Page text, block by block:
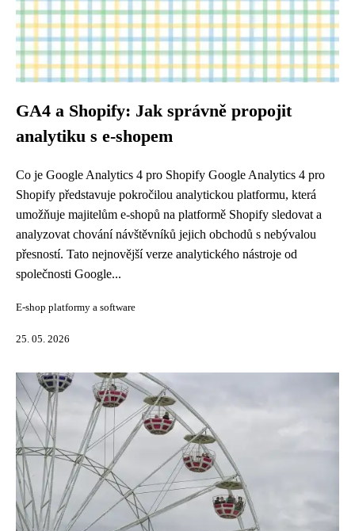
GA4 a Shopify: Jak správně propojit
analytiku s e-shopem
Co je Google Analytics 4 pro Shopify Google Analytics 4 pro
Shopify představuje pokročilou analytickou platformu, která
umožňuje majitelům e-shopů na platformě Shopify sledovat a
analyzovat chování návštěvníků jejich obchodů s nebývalou
přesností. Tato nejnovější verze analytického nástroje od
společnosti Google...
E-shop platformy a software
25. 05. 2026